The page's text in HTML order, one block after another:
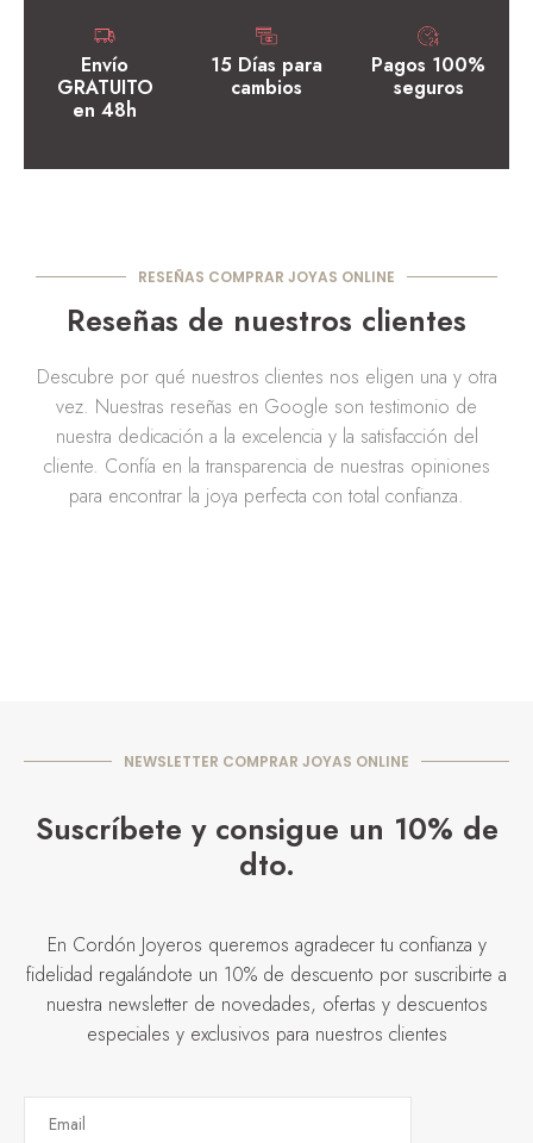
Envío
GRATUITO
en 48h
15 Días para
cambios
Pagos 100%
seguros
RESEÑAS COMPRAR JOYAS ONLINE
Reseñas de nuestros clientes
Descubre por qué nuestros clientes nos eligen una y otra
vez. Nuestras reseñas en Google son testimonio de
nuestra dedicación a la excelencia y la satisfacción del
cliente. Confía en la transparencia de nuestras opiniones
para encontrar la joya perfecta con total confianza.
NEWSLETTER COMPRAR JOYAS ONLINE
Suscríbete y consigue un 10% de
dto.
En Cordón Joyeros queremos agradecer tu confianza y
fidelidad regalándote un 10% de descuento por suscribirte a
nuestra newsletter de novedades, ofertas y descuentos
especiales y exclusivos para nuestros clientes